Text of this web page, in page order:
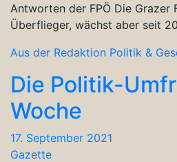
Antworten der FPÖ Die Grazer
Überflieger, wächst aber seit
Aus der Redaktion Politik &
Die Politik-
Woche
17. September 2021
Gazette